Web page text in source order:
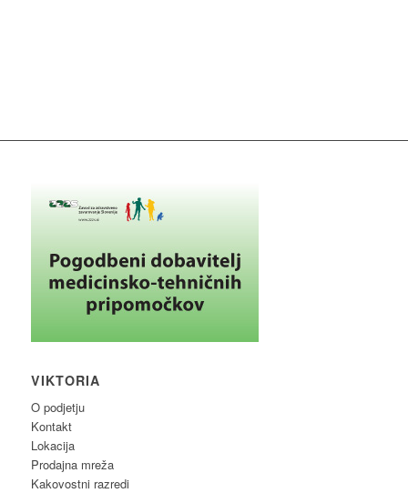
VIKTORIA
O podjetju
Kontakt
Lokacija
Prodajna mreža
Kakovostni razredi